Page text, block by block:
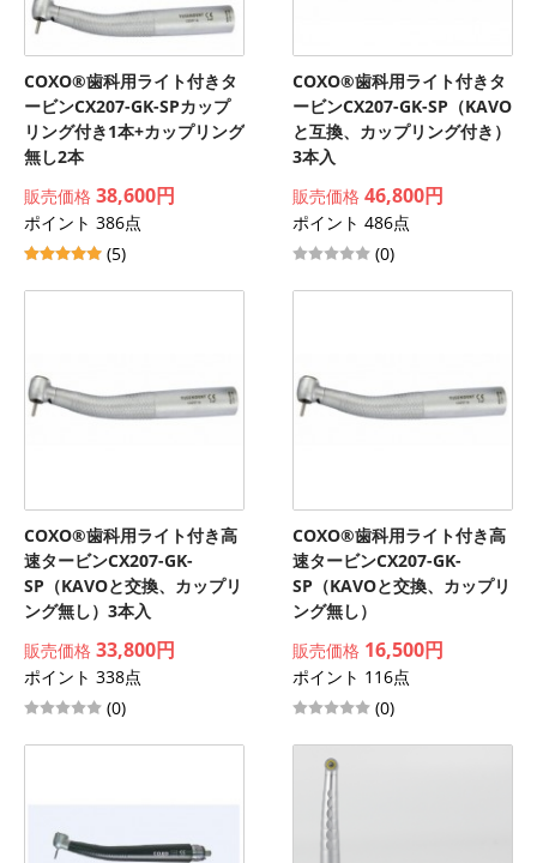
COXO®歯科用ライト付きタ
ービンCX207-GK-SPカップ
リング付き1本+カップリング
無し2本
販売価格 38,600円
ポイント 386点
(5)
COXO®歯科用ライト付きタ
ービンCX207-GK-SP（KAVO
と互換、カップリング付き）
3本入
販売価格 46,800円
ポイント 486点
(0)
COXO®歯科用ライト付き高
速タービンCX207-GK-
SP（KAVOと交換、カップリ
ング無し）3本入
販売価格 33,800円
ポイント 338点
(0)
COXO®歯科用ライト付き高
速タービンCX207-GK-
SP（KAVOと交換、カップリ
ング無し）
販売価格 16,500円
ポイント 116点
(0)